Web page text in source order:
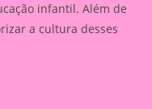
infantil. Além de
a cultura desses